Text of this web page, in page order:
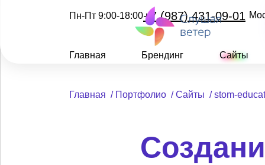
Пн-Пт 9:00-18:00+7 (987) 431-09-01
Главная Брендинг Сайты
Главная / Портфолио / Сайты / stom-